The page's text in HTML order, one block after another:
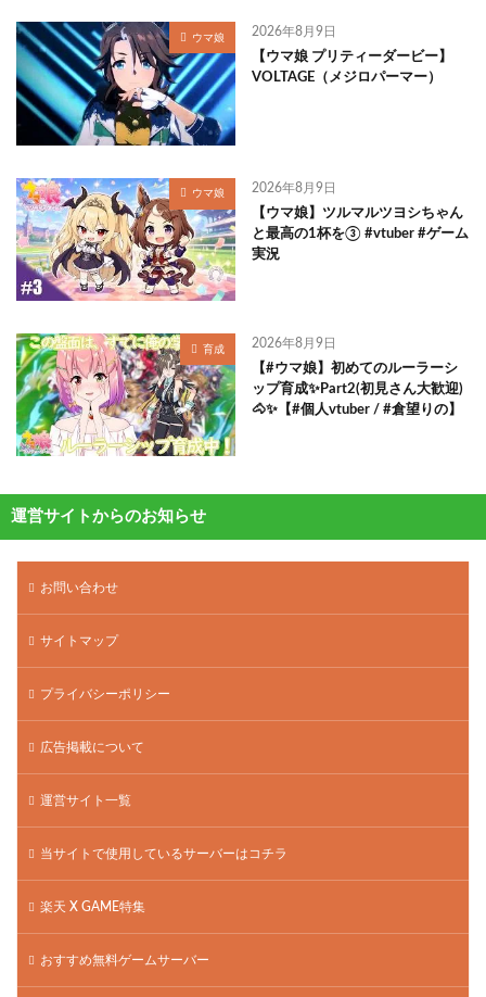
ウマ娘 2026年8月9日
【ウマ娘 プリティーダービー】
VOLTAGE（メジロパーマー）
ウマ娘 2026年8月9日
【ウマ娘】ツルマルツヨシちゃん
と最高の1杯を③ #vtuber #ゲーム
実況
育成 2026年8月9日
【#ウマ娘】初めてのルーラーシ
ップ育成✨Part2(初見さん大歓迎)
🐴✨【#個人vtuber / #倉望りの】
運営サイトからのお知らせ
お問い合わせ
サイトマップ
プライバシーポリシー
広告掲載について
運営サイト一覧
当サイトで使用しているサーバーはコチラ
楽天 X GAME特集
おすすめ無料ゲームサーバー